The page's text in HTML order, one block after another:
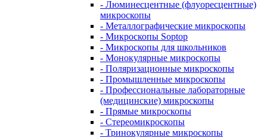
- Люминесцентные (флуоресцентные)
микроскопы
- Металлографические микроскопы
- Микроскопы Soptop
- Микроскопы для школьников
- Монокулярные микроскопы
- Поляризационные микроскопы
- Промышленные микроскопы
- Профессиональные лабораторные
(медицинские) микроскопы
- Прямые микроскопы
- Стереомикроскопы
- Тринокулярные микроскопы